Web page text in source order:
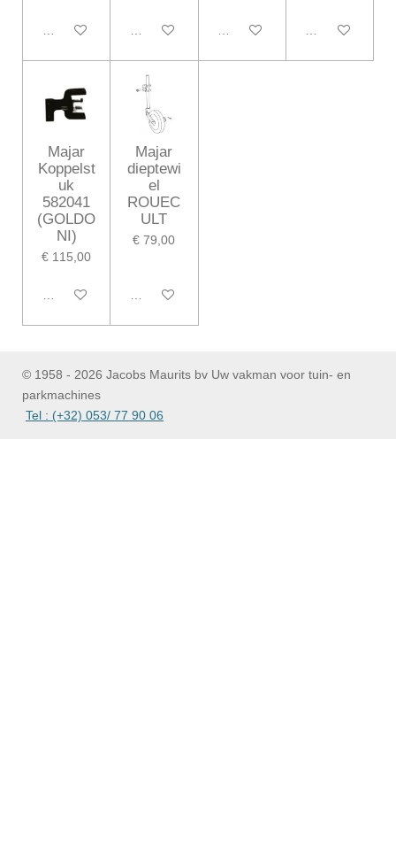
In winkelwagen In winkelwagen In winkelwagen In winkelwagen
Majar
Koppelst
uk
582041
(GOLDO
NI)
€ 115,00
In winkelwagen
Majar
dieptewi
el
ROUEC
ULT
€ 79,00
In winkelwagen
© 1958 - 2026 Jacobs Maurits bv Uw vakman voor tuin- en
parkmachines
Tel : (+32) 053/ 77 90 06